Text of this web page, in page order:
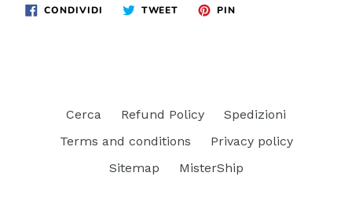
CONDIVIDI CONDIVIDITWEET TWITTAPIN
Cerca Refund Policy
Spedizioni
Terms and conditions
Privacy policy
Sitemap
MisterShip